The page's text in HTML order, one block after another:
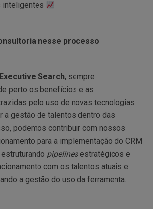
inteligentes
nesse processo
Search, sempre
perto os benefícios e as
pelo uso de novas tecnologias
a gestão de talentos dentro das
podemos contribuir com nossos
para a implementação do CRM
pipelinesestratégicos e
com os talentos atuais e
a gestão do uso da ferramenta.